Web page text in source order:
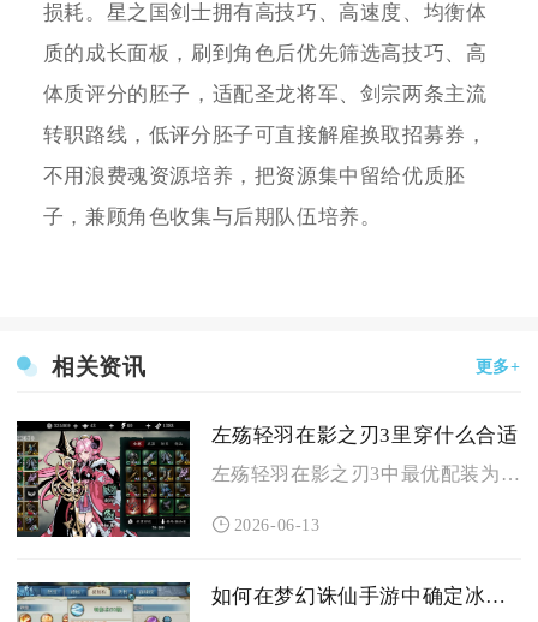
损耗。星之国剑士拥有高技巧、高速度、均衡体
质的成长面板，刷到角色后优先筛选高技巧、高
体质评分的胚子，适配圣龙将军、剑宗两条主流
转职路线，低评分胚子可直接解雇换取招募券，
不用浪费魂资源培养，把资源集中留给优质胚
子，兼顾角色收集与后期队伍培养。
相关资讯 更多+
左殇轻羽在影之刃3里穿什么合适
左殇轻羽在影之刃3中最优配装为真龙10件套+罪武武器+九九归...
2026-06-13
如何在梦幻诛仙手游中确定冰女的位置